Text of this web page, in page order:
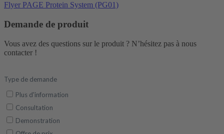
Flyer PAGE Protein System (PG01)
Demande de produit
Vous avez des questions sur le produit ? N’hésitez pas à nous
contacter !